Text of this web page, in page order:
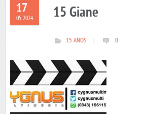
17
05 2024 15 Giane
15 AÑOS 0